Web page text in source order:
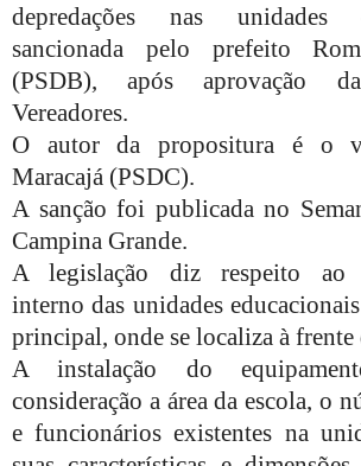
depredações nas unidades
sancionada pelo prefeito
(PSDB), após aprovação
Vereadores.
O autor da propositura é o
Maracajá (PSDC).
A sanção foi publicada no
Campina Grande.
A legislação diz respeito ao
interno das unidades
principal, onde se localiza à
A instalação do
consideração a área da escola, o
e funcionários existentes na